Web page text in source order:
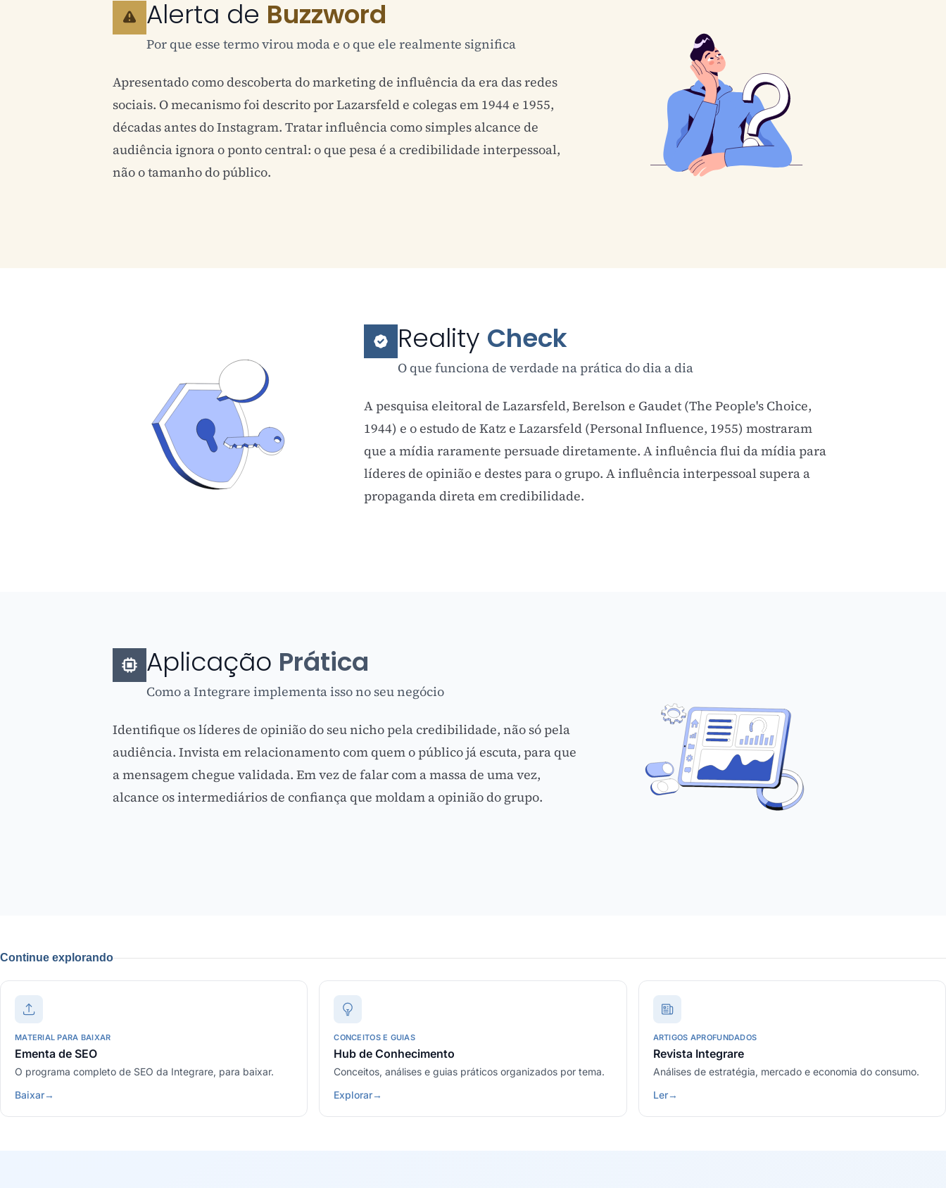
Alerta de Buzzword
Por que esse termo virou moda e o que ele realmente significa
Apresentado como descoberta domarketing de influênciada era das redes
sociais. O mecanismo foi descrito por Lazarsfeld e colegas em 1944 e 1955,
décadas antes do Instagram. Tratar influência como simples alcance de
audiência ignora o ponto central: o que pesa é a credibilidade interpessoal,
não o tamanho do público.
Reality Check
O que funciona de verdade na prática do dia a dia
A pesquisa eleitoral de Lazarsfeld, Berelson e Gaudet (The People's Choice,
1944) e o estudo de Katz e Lazarsfeld (Personal Influence, 1955) mostraram
que a mídia raramente persuade diretamente. A influência flui da mídia para
líderes de opinião e destes para o grupo. A influência interpessoal supera a
propaganda direta em credibilidade.
Aplicação Prática
Como a Integrare implementa isso no seu negócio
Identifique os líderes de opinião do seu nicho pela credibilidade, não só pela
audiência. Invista em relacionamento com quem o público já escuta, para que
a mensagem chegue validada. Em vez de falar com a massa de uma vez,
alcance os intermediários de confiança que moldam a opinião do grupo.
Continue explorando
MATERIAL PARA BAIXAR
Ementa de SEO
O programa completo de SEO da Integrare, para baixar.
Baixar→
CONCEITOS E GUIAS
Hub de Conhecimento
Conceitos, análises e guias práticos organizados por tema.
Explorar→
ARTIGOS APROFUNDADOS
Revista Integrare
Análises de estratégia, mercado e economia do consumo.
Ler→